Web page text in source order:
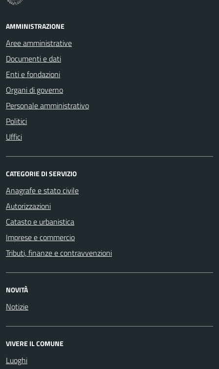
AMMINISTRAZIONE
Aree amministrative
Documenti e dati
Enti e fondazioni
Organi di governo
Personale amministrativo
Politici
Uffici
CATEGORIE DI SERVIZIO
Anagrafe e stato civile
Autorizzazioni
Catasto e urbanistica
Imprese e commercio
Tributi, finanze e contravvenzioni
NOVITÀ
Notizie
VIVERE IL COMUNE
Luoghi